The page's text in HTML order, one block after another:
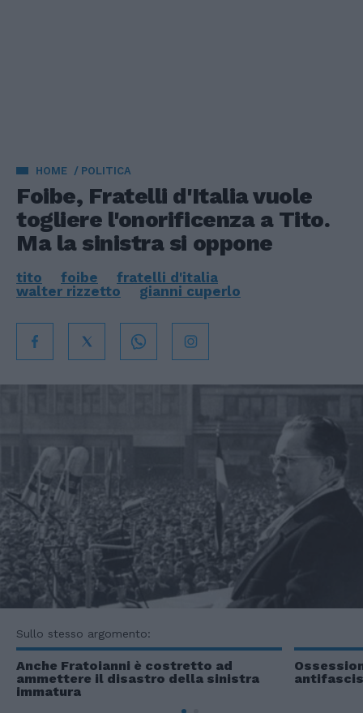
HOME POLITICA
Foibe, Fratelli d'Italia vuole
togliere l'onorificenza a Tito.
Ma la sinistra si oppone
tito foibe
fratelli d'italia
walter rizzetto
gianni cuperlo
Sullo stesso argomento:
Anche Fratoianni è costretto ad
ammettere il disastro della sinistra
immatura